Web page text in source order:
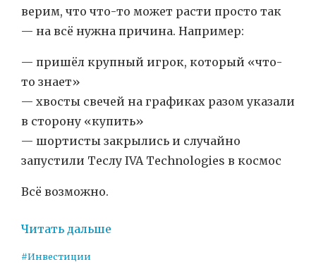
верим, что что-то может расти просто так
— на всё нужна причина. Например:
— пришёл крупный игрок, который «что-
то знает»
— хвосты свечей на графиках разом указали
в сторону «купить»
— шортисты закрылись и случайно
запустили Теслу IVA Technologies в космос
Всё возможно.
Читать дальше
#Инвестиции